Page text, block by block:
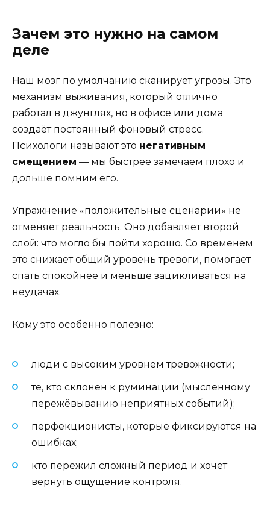
Зачем это нужно на самом
деле
Наш мозг по умолчанию сканирует угрозы. Это
механизм выживания, который отлично
работал в джунглях, но в офисе или дома
создаёт постоянный фоновый стресс.
Психологи называют это негативным
смещением — мы быстрее замечаем плохо и
дольше помним его.
Упражнение «положительные сценарии» не
отменяет реальность. Оно добавляет второй
слой: что могло бы пойти хорошо. Со временем
это снижает общий уровень тревоги, помогает
спать спокойнее и меньше зацикливаться на
неудачах.
Кому это особенно полезно:
люди с высоким уровнем тревожности;
те, кто склонен к руминации (мысленному
пережёвыванию неприятных событий);
перфекционисты, которые фиксируются на
ошибках;
кто пережил сложный период и хочет
вернуть ощущение контроля.